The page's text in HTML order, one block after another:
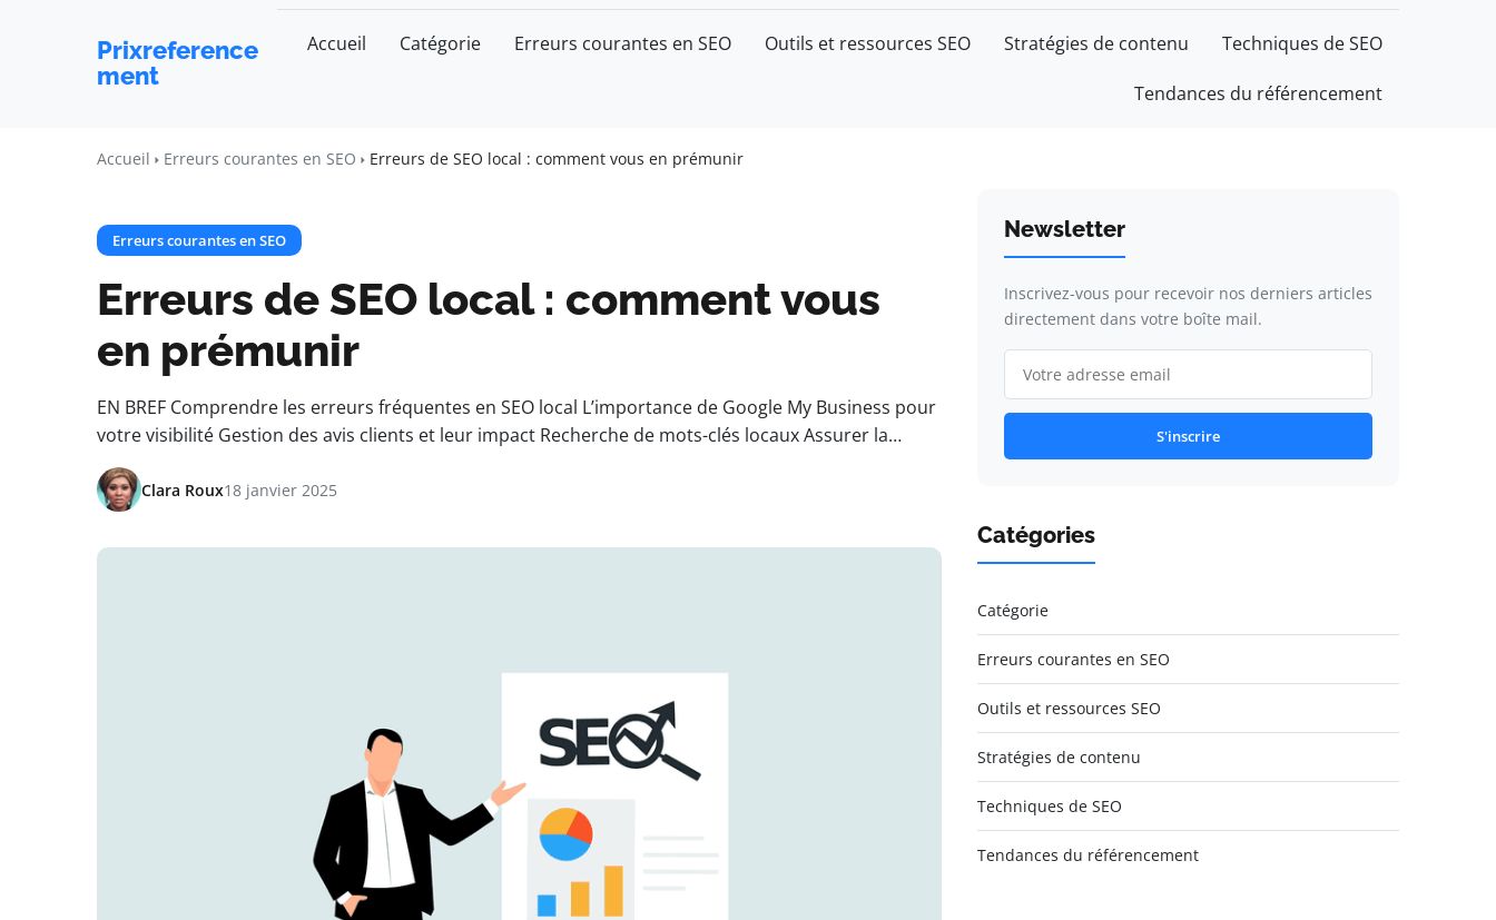
Prixreference
ment
Accueil Catégorie Erreurs courantes en SEO Outils et ressources SEO Stratégies de contenu Techniques de SEO
Tendances du référencement
Accueil Erreurs courantes en SEO Erreurs de SEO local : comment vous en prémunir
Erreurs courantes en SEO
Erreurs de SEO local : comment vous
en prémunir
EN BREF Comprendre les erreurs fréquentes en SEO local L’importance de Google My Business pour
votre visibilité Gestion des avis clients et leur impact Recherche de mots-clés locaux Assurer la…
Clara Roux18 janvier 2025
Newsletter
Inscrivez-vous pour recevoir nos derniers articles
directement dans votre boîte mail.
S'inscrire
Catégories
Catégorie
Erreurs courantes en SEO
Outils et ressources SEO
Stratégies de contenu
Techniques de SEO
Tendances du référencement